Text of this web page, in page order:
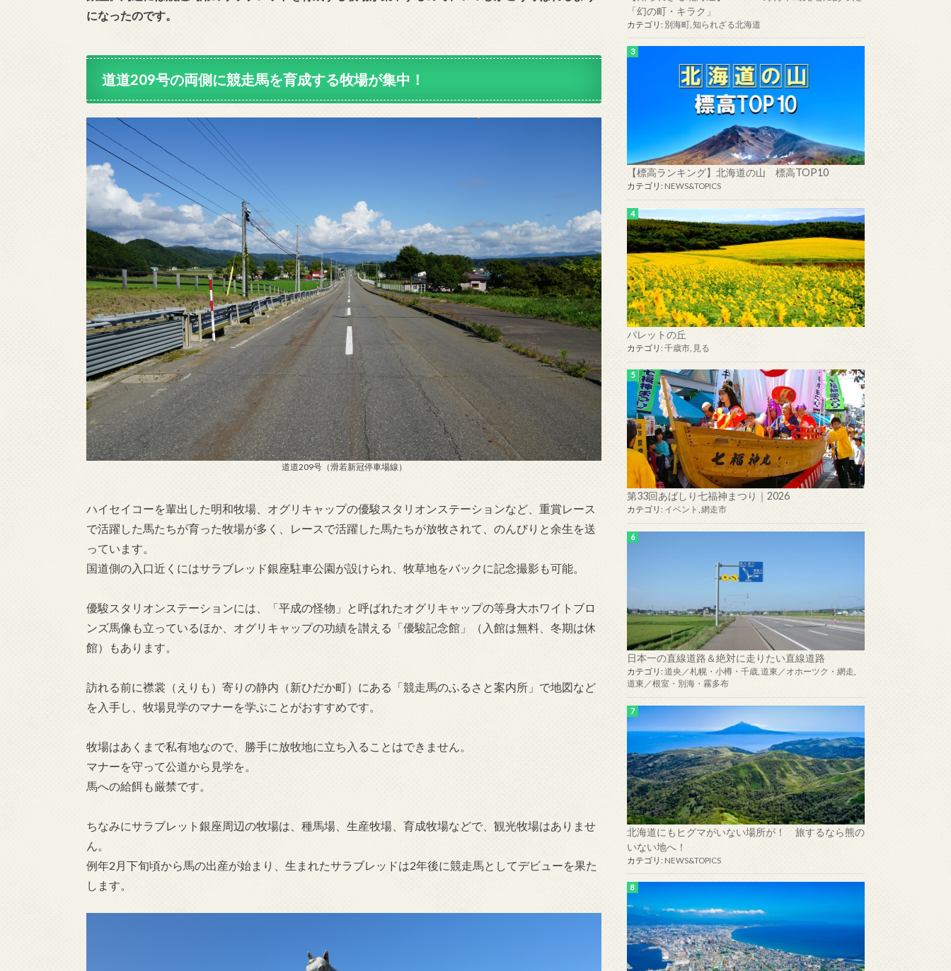
になったのです。
道道209号の両側に競走馬を育成する牧場が集中！
道道209号（滑若新冠停車場線）
ハイセイコーを輩出した明和牧場、オグリキャップの優駿スタリオンステーションなど、重賞レース
で活躍した馬たちが育った牧場が多く、レースで活躍した馬たちが放牧されて、のんびりと余生を送
っています。
国道側の入口近くにはサラブレッド銀座駐車公園が設けられ、牧草地をバックに記念撮影も可能。
優駿スタリオンステーションには、「平成の怪物」と呼ばれたオグリキャップの等身大ホワイトブロ
ンズ馬像も立っているほか、オグリキャップの功績を讃える「優駿記念館」（入館は無料、冬期は休
館）もあります。
訪れる前に襟裳（えりも）寄りの静内（新ひだか町）にある「競走馬のふるさと案内所」で地図など
を入手し、牧場見学のマナーを学ぶことがおすすめです。
牧場はあくまで私有地なので、勝手に放牧地に立ち入ることはできません。
マナーを守って公道から見学を。
馬への給餌も厳禁です。
ちなみにサラブレット銀座周辺の牧場は、種馬場、生産牧場、育成牧場などで、観光牧場はありませ
ん。
例年2月下旬頃から馬の出産が始まり、生まれたサラブレッドは2年後に競走馬としてデビューを果た
します。
「幻の町・キラク」
カテゴリ: 別海町 知られざる北海道
【標高ランキング】北海道の山 標高TOP10
カテゴリ: NEWS&TOPICS
パレットの丘
カテゴリ: 千歳市 見る
第33回あばしり七福神まつり｜2026
カテゴリ: イベント 網走市
日本一の直線道路＆絶対に走りたい直線道路
カテゴリ: 道央／札幌・小樽・千歳 道東／オホーツク・網走
道東／根室・別海・霧多布
北海道にもヒグマがいない場所が！ 旅するなら熊の
いない地へ！
カテゴリ: NEWS&TOPICS